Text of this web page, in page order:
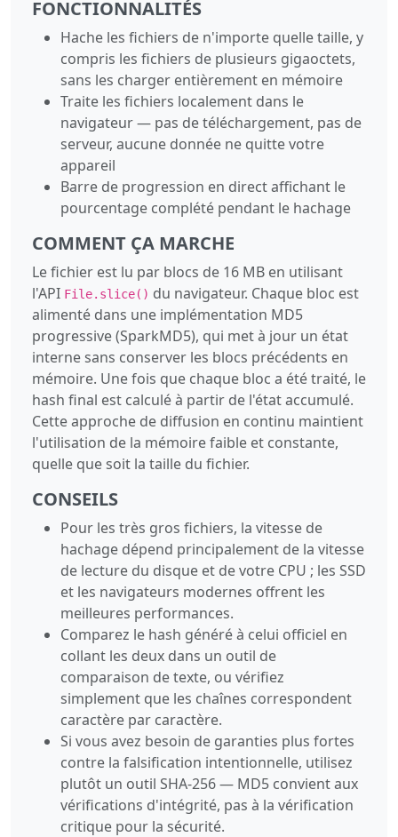
FONCTIONNALITÉS
Hache les fichiers de n'importe quelle taille, y
compris les fichiers de plusieurs gigaoctets,
sans les charger entièrement en mémoire
Traite les fichiers localement dans le
navigateur — pas de téléchargement, pas de
serveur, aucune donnée ne quitte votre
appareil
Barre de progression en direct affichant le
pourcentage complété pendant le hachage
COMMENT ÇA MARCHE
Le fichier est lu par blocs de 16 MB en utilisant
l'API File.slice() du navigateur. Chaque bloc est
alimenté dans une implémentation MD5
progressive (SparkMD5), qui met à jour un état
interne sans conserver les blocs précédents en
mémoire. Une fois que chaque bloc a été traité, le
hash final est calculé à partir de l'état accumulé.
Cette approche de diffusion en continu maintient
l'utilisation de la mémoire faible et constante,
quelle que soit la taille du fichier.
CONSEILS
Pour les très gros fichiers, la vitesse de
hachage dépend principalement de la vitesse
de lecture du disque et de votre CPU ; les SSD
et les navigateurs modernes offrent les
meilleures performances.
Comparez le hash généré à celui officiel en
collant les deux dans un outil de
comparaison de texte, ou vérifiez
simplement que les chaînes correspondent
caractère par caractère.
Si vous avez besoin de garanties plus fortes
contre la falsification intentionnelle, utilisez
plutôt un outil SHA-256 — MD5 convient aux
vérifications d'intégrité, pas à la vérification
critique pour la sécurité.